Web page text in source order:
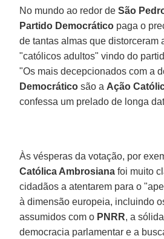
No mundo ao redor deSão
Partido Democrático paga o
de tantas almas que distorceram
"católicos adultos" vindo do
"Os mais decepcionados com a
Democrático são a Ação
confessa um prelado de longa
Às vésperas da votação, por
Católica Ambrosiana foi muito
cidadãos a atentarem para o
à dimensão europeia, incluindo
assumidos com o PNRR, a
democracia parlamentar e a